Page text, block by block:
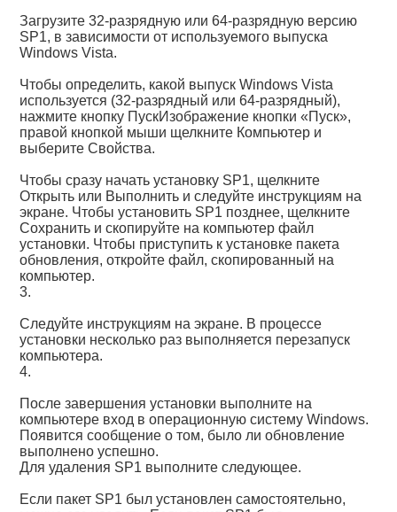
Загрузите 32-разрядную или 64-разрядную версию
SP1, в зависимости от используемого выпуска
Windows Vista.
Чтобы определить, какой выпуск Windows Vista
используется (32-разрядный или 64-разрядный),
нажмите кнопку ПускИзображение кнопки «Пуск»,
правой кнопкой мыши щелкните Компьютер и
выберите Свойства.
Чтобы сразу начать установку SP1, щелкните
Открыть или Выполнить и следуйте инструкциям на
экране. Чтобы установить SP1 позднее, щелкните
Сохранить и скопируйте на компьютер файл
установки. Чтобы приступить к установке пакета
обновления, откройте файл, скопированный на
компьютер.
3.
Следуйте инструкциям на экране. В процессе
установки несколько раз выполняется перезапуск
компьютера.
4.
После завершения установки выполните на
компьютере вход в операционную систему Windows.
Появится сообщение о том, было ли обновление
выполнено успешно.
Для удаления SP1 выполните следующее.
Если пакет SP1 был установлен самостоятельно,